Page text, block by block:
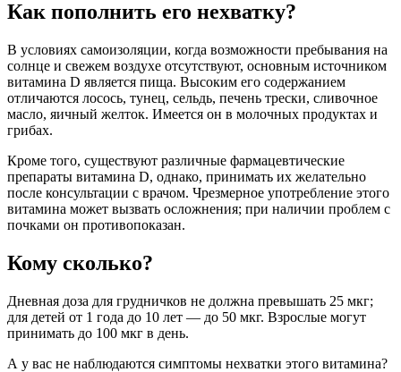
Как пополнить его нехватку?
В условиях самоизоляции, когда возможности пребывания на
солнце и свежем воздухе отсутствуют, основным источником
витамина D является пища. Высоким его содержанием
отличаются лосось, тунец, сельдь, печень трески, сливочное
масло, яичный желток. Имеется он в молочных продуктах и
грибах.
Кроме того, существуют различные фармацевтические
препараты витамина D, однако, принимать их желательно
после консультации с врачом. Чрезмерное употребление этого
витамина может вызвать осложнения; при наличии проблем с
почками он противопоказан.
Кому сколько?
Дневная доза для грудничков не должна превышать 25 мкг;
для детей от 1 года до 10 лет — до 50 мкг. Взрослые могут
принимать до 100 мкг в день.
А у вас не наблюдаются симптомы нехватки этого витамина?